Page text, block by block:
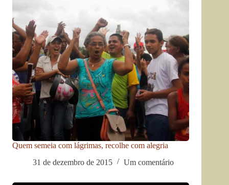
Quem semeia com lágrimas, recolhe com alegria
31 de dezembro de 2015
Um comentário